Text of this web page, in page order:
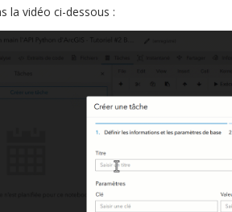
la vidéo ci-dessous :